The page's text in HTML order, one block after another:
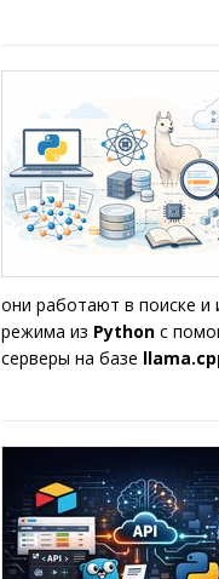
они работают в поиске и
режима из Pythonс
серверы на базе